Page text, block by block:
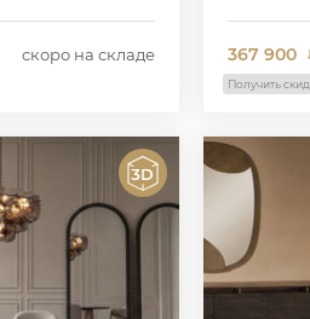
скоро на складе 367 900
Получить